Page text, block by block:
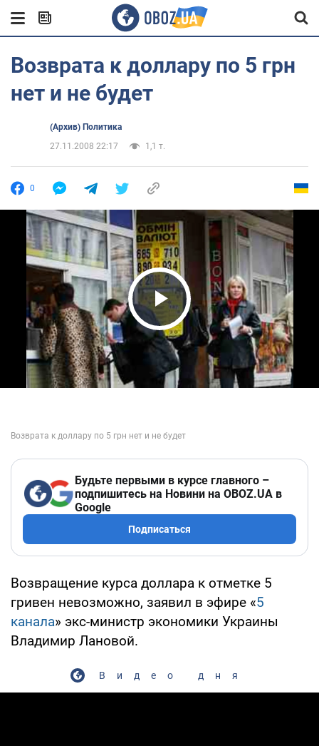
Возврата к доллару по 5 грн
нет и не будет
(Архив) Политика
27.11.2008 22:17
1,1 т.
0
Play Video
Будьте первыми в курсе главного –
подпишитесь на Новини на OBOZ.UA в
Google
Подписаться
Возвращение курса доллара к отметке 5
гривен невозможно, заявил в эфире «5
канала» экс-министр экономики Украины
Владимир Лановой.
Видео дня